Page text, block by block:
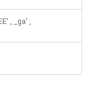
, _ga',